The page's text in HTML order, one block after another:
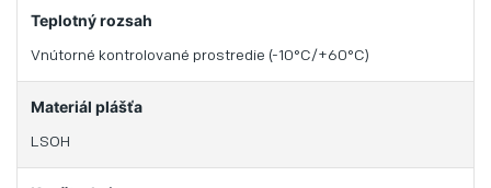
Teplotný rozsah
Vnútorné kontrolované prostredie (-10°C/+60°C)
Materiál plášťa
LSOH